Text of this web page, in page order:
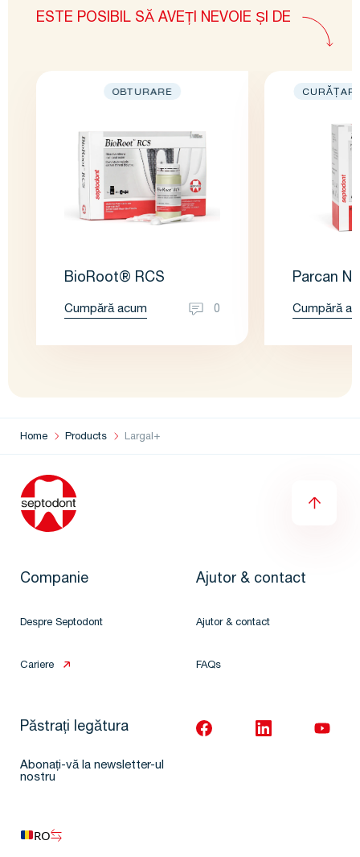
ESTE POSIBIL SĂ AVEȚI NEVOIE ȘI DE
OBTURARE
BioRoot® RCS
0
Cumpără acum
Parcan N
Cumpără
Home Products Largal+
Companie
Despre Septodont
Cariere
Ajutor & contact
Ajutor & contact
FAQs
Păstrați legătura
Abonați-vă la newsletter-ul
nostru
RO